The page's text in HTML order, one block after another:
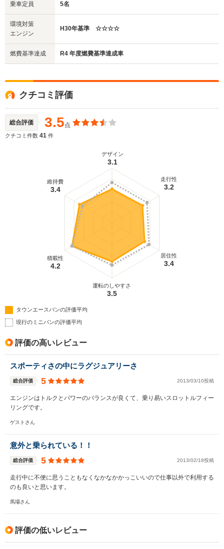
乗車定員 5名
環境対策
エンジン
H30年基準 ☆☆☆☆
燃費基準達成 R4 年度燃費基準達成車
クチコミ評価
総合評価 3.5点
クチコミ件数 41 件
デザイン
3.1
走行性
3.2
居住性
3.4
運転のしやすさ
3.5
積載性
4.2
維持費
3.4
タウンエースバンの評価平均
現行のミニバンの評価平均
評価の高いレビュー
スポーティさの中にラグジュアリーさ
総合評価 5 2013/03/10投稿
エンジンはトルクとパワーのバランスが良くて、乗り易いスロットルフィー
リングです。
ゲストさん
意外と乗られている！！
総合評価 5 2013/02/18投稿
走行中に不便に思うこともなくなかなかかっこいいので仕事以外で利用する
のも良いと思います。
馬場さん
評価の低いレビュー